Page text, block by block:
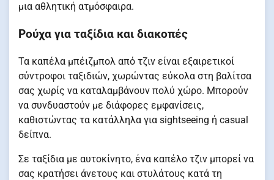
μια αθλητική ατμόσφαιρα.
Ρούχα για ταξίδια και διακοπές
Τα καπέλα μπέιζμπολ από τζιν είναι εξαιρετικοί
σύντροφοι ταξιδιών, χωρώντας εύκολα στη βαλίτσα
σας χωρίς να καταλαμβάνουν πολύ χώρο. Μπορούν
να συνδυαστούν με διάφορες εμφανίσεις,
καθιστώντας τα κατάλληλα για sightseeing ή casual
δείπνα.
Σε ταξίδια με αυτοκίνητο, ένα καπέλο τζιν μπορεί να
σας κρατήσει άνετους και στυλάτους κατά τη